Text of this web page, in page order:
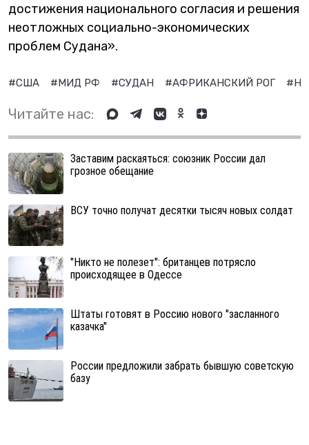
достижения национального согласия и решения
неотложных социально-экономических
проблем Судана».
#США #МИД РФ #СУДАН #АФРИКАНСКИЙ РОГ
Читайте нас:
Заставим раскаяться: союзник России дал
грозное обещание
ВСУ точно получат десятки тысяч новых солдат
"Никто не полезет": британцев потрясло
происходящее в Одессе
Штаты готовят в Россию нового "засланного
казачка"
России предложили забрать бывшую советскую
базу